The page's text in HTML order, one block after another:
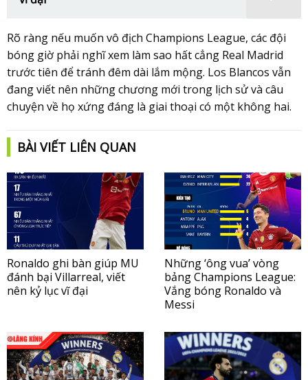
Rõ ràng nếu muốn vô địch Champions League, các đội
bóng giờ phải nghĩ xem làm sao hất cẳng Real Madrid
trước tiên để tránh đêm dài lắm mộng. Los Blancos vẫn
đang viết nên những chương mới trong lịch sử và câu
chuyện về họ xứng đáng là giai thoại có một không hai.
BÀI VIẾT LIÊN QUAN
Ronaldo ghi bàn giúp MU
đánh bại Villarreal, viết
nên kỷ lục vĩ đại
Những ‘ông vua’ vòng
bảng Champions League:
Vắng bóng Ronaldo và
Messi